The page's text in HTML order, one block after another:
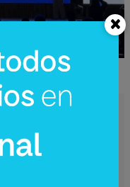
binacional?
debate sobre
de US$